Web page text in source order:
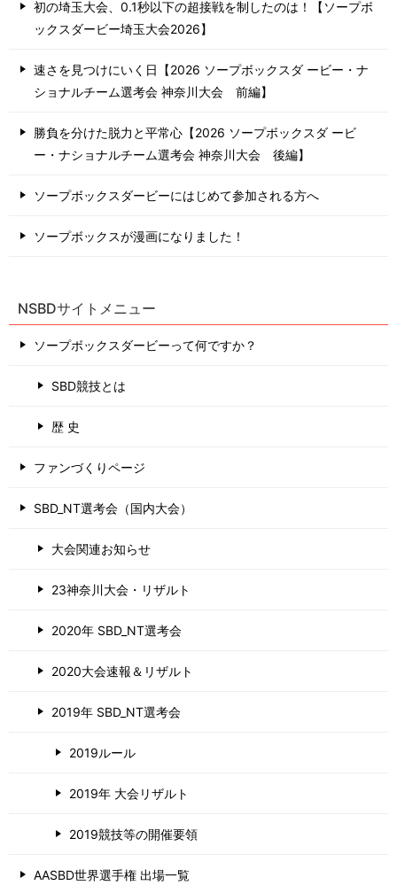
初の埼玉大会、0.1秒以下の超接戦を制したのは！【ソープボ
ックスダービー埼玉大会2026】
速さを見つけにいく日【2026 ソープボックスダ ービー・ナ
ショナルチーム選考会 神奈川⼤会 前編】
勝負を分けた脱力と平常心【2026 ソープボックスダ ービ
ー・ナショナルチーム選考会 神奈川⼤会 後編】
ソープボックスダービーにはじめて参加される方へ
ソープボックスが漫画になりました！
NSBDサイトメニュー
ソープボックスダービーって何ですか？
SBD競技とは
歴 史
ファンづくりページ
SBD_NT選考会（国内大会）
大会関連お知らせ
23神奈川大会・リザルト
2020年 SBD_NT選考会
2020大会速報＆リザルト
2019年 SBD_NT選考会
2019ルール
2019年 大会リザルト
2019競技等の開催要領
AASBD世界選手権 出場一覧